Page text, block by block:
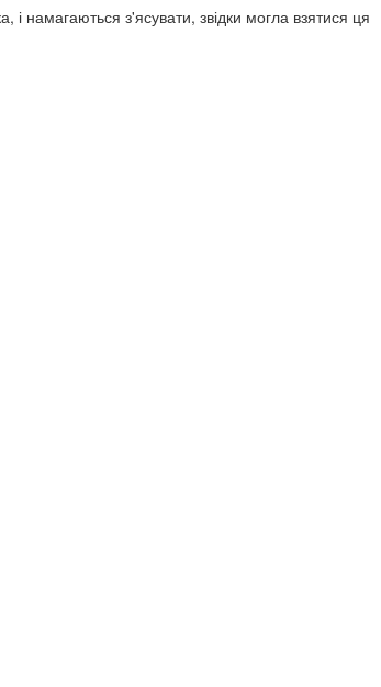
намагаються з'ясувати, звідки могла взятися ця